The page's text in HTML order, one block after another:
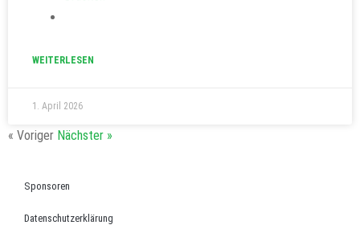
WEITERLESEN
1. April 2026
« Voriger Nächster »
Sponsoren
Datenschutzerklärung